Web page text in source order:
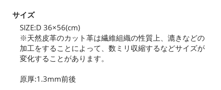
サイズ
SIZE:D 36×56(cm)
※天然皮革のカット革は繊維組織の性質上、漉きなどの
加工をすることによって、数ミリ収縮するなどサイズが
変化することがあります。
原厚:1.3mm前後